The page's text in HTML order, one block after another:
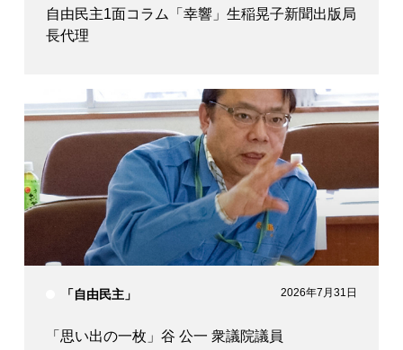
自由民主1面コラム「幸響」生稲晃子新聞出版局
長代理
「自由民主」 2026年7月31日
「思い出の一枚」谷 公一 衆議院議員